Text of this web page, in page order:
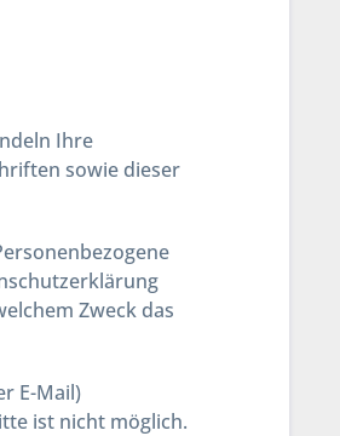
Ihre
sowie dieser
Zweck das
E-Mail)
ist nicht möglich.